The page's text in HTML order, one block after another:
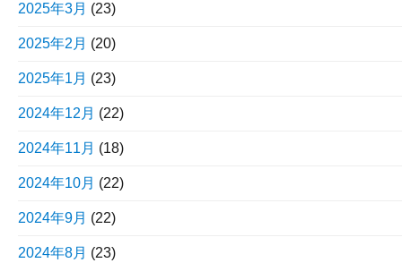
2025年3月 (23)
2025年2月 (20)
2025年1月 (23)
2024年12月 (22)
2024年11月 (18)
2024年10月 (22)
2024年9月 (22)
2024年8月 (23)